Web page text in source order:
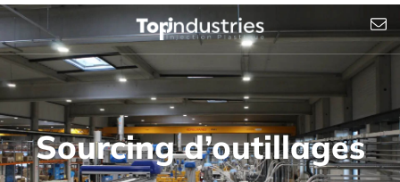
Sourcing d’outillages